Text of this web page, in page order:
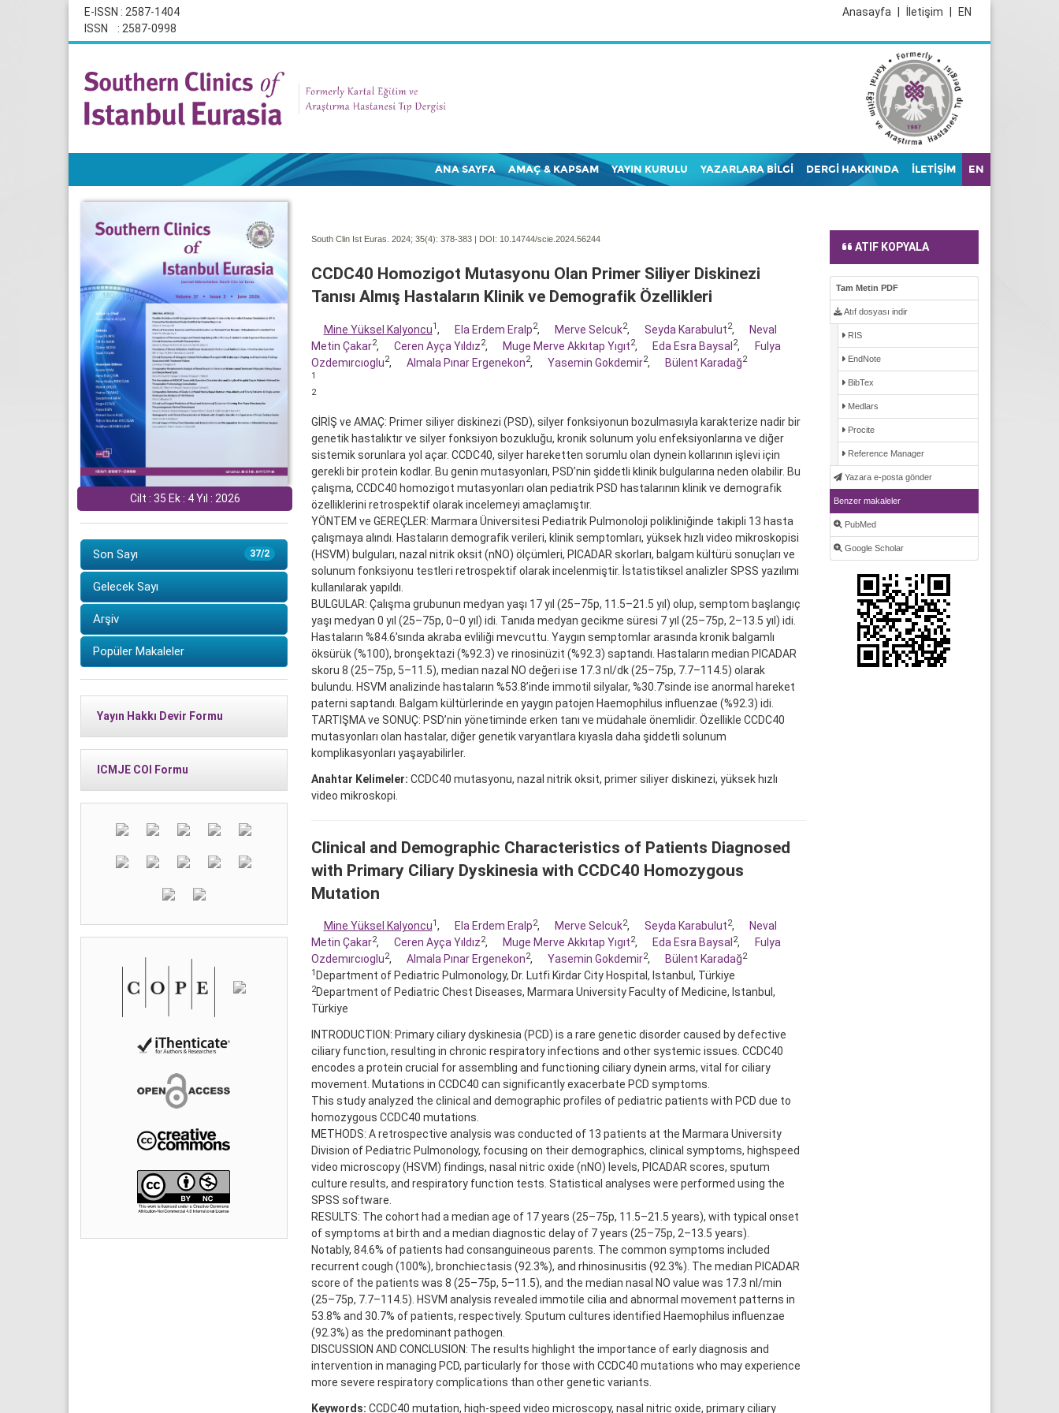
E-ISSN : 2587-1404
ISSN : 2587-0998
EN
İletişim
Anasayfa
ANA SAYFA AMAÇ & KAPSAM YAYIN KURULU YAZARLARA BİLGİ DERGİ HAKKINDA İLETİŞİM EN
Cilt : 35 Ek : 4 Yıl : 2026
37/2
Son Sayı
Gelecek Sayı
Arşiv
Popüler Makaleler
Yayın Hakkı Devir Formu
ICMJE COI Formu
South Clin Ist Euras. 2024; 35(4): 378-383 | DOI: 10.14744/scie.2024.56244
CCDC40 Homozigot Mutasyonu Olan Primer Siliyer Diskinezi
Tanısı Almış Hastaların Klinik ve Demografik Özellikleri
Mine Yüksel Kalyoncu1 , Ela Erdem Eralp2, Merve Selcuk2, Seyda Karabulut2,
Neval
Metin Çakar2, Ceren Ayça Yıldız2, Muge Merve Akkıtap Yıgıt2, Eda Esra Baysal 2,
Fulya
Ozdemırcıoglu2, Almala Pınar Ergenekon2, Yasemin Gokdemir2, Bülent Karadağ2
1
2
GİRİŞ ve AMAÇ: Primer siliyer diskinezi (PSD), silyer fonksiyonun bozulmasıyla karakterize nadir bir
genetik hastalıktır ve silyer fonksiyon bozukluğu, kronik solunum yolu enfeksiyonlarına ve diğer
sistemik sorunlara yol açar. CCDC40, silyer hareketten sorumlu olan dynein kollarının işlevi için
gerekli bir protein kodlar. Bu genin mutasyonları, PSD’nin şiddetli klinik bulgularına neden olabilir. Bu
çalışma, CCDC40 homozigot mutasyonları olan pediatrik PSD hastalarının klinik ve demografik
özelliklerini retrospektif olarak incelemeyi amaçlamıştır.
YÖNTEM ve GEREÇLER: Marmara Üniversitesi Pediatrik Pulmonoloji polikliniğinde takipli 13 hasta
çalışmaya alındı. Hastaların demografik verileri, klinik semptomları, yüksek hızlı video mikroskopisi
(HSVM) bulguları, nazal nitrik oksit (nNO) ölçümleri, PICADAR skorları, balgam kültürü sonuçları ve
solunum fonksiyonu testleri retrospektif olarak incelenmiştir. İstatistiksel analizler SPSS yazılımı
kullanılarak yapıldı.
BULGULAR: Çalışma grubunun medyan yaşı 17 yıl (25–75p, 11.5–21.5 yıl) olup, semptom başlangıç
yaşı medyan 0 yıl (25–75p, 0–0 yıl) idi. Tanıda medyan gecikme süresi 7 yıl (25–75p, 2–13.5 yıl) idi.
Hastaların %84.6’sında akraba evliliği mevcuttu. Yaygın semptomlar arasında kronik balgamlı
öksürük (%100), bronşektazi (%92.3) ve rinosinüzit (%92.3) saptandı. Hastaların median PICADAR
skoru 8 (25–75p, 5–11.5), median nazal NO değeri ise 17.3 nl/dk (25–75p, 7.7–114.5) olarak
bulundu. HSVM analizinde hastaların %53.8’inde immotil silyalar, %30.7’sinde ise anormal hareket
paterni saptandı. Balgam kültürlerinde en yaygın patojen Haemophilus influenzae (%92.3) idi.
TARTIŞMA ve SONUÇ: PSD’nin yönetiminde erken tanı ve müdahale önemlidir. Özellikle CCDC40
mutasyonları olan hastalar, diğer genetik varyantlara kıyasla daha şiddetli solunum
komplikasyonları yaşayabilirler.
Anahtar Kelimeler: CCDC40 mutasyonu, nazal nitrik oksit, primer siliyer diskinezi, yüksek hızlı
video mikroskopi.
Clinical and Demographic Characteristics of Patients Diagnosed
with Primary Ciliary Dyskinesia with CCDC40 Homozygous
Mutation
Mine Yüksel Kalyoncu1, Ela Erdem Eralp2, Merve Selcuk2, Seyda Karabulut2,
Neval
Metin Çakar2, Ceren Ayça Yıldız2, Muge Merve Akkıtap Yıgıt2, Eda Esra Baysal 2,
Fulya
Ozdemırcıoglu2, Almala Pınar Ergenekon2, Yasemin Gokdemir2, Bülent Karadağ2
1 Department of Pediatric Pulmonology, Dr. Lutfi Kirdar City Hospital, Istanbul, Türkiye
2Department of Pediatric Chest Diseases, Marmara University Faculty of Medicine, Istanbul,
Türkiye
INTRODUCTION: Primary ciliary dyskinesia (PCD) is a rare genetic disorder caused by defective
ciliary function, resulting in chronic respiratory infections and other systemic issues. CCDC40
encodes a protein crucial for assembling and functioning ciliary dynein arms, vital for ciliary
movement. Mutations in CCDC40 can significantly exacerbate PCD symptoms.
This study analyzed the clinical and demographic profiles of pediatric patients with PCD due to
homozygous CCDC40 mutations.
METHODS: A retrospective analysis was conducted of 13 patients at the Marmara University
Division of Pediatric Pulmonology, focusing on their demographics, clinical symptoms, highspeed
video microscopy (HSVM) findings, nasal nitric oxide (nNO) levels, PICADAR scores, sputum
culture results, and respiratory function tests. Statistical analyses were performed using the
SPSS software.
RESULTS: The cohort had a median age of 17 years (25–75p, 11.5–21.5 years), with typical onset
of symptoms at birth and a median diagnostic delay of 7 years (25–75p, 2–13.5 years).
Notably, 84.6% of patients had consanguineous parents. The common symptoms included
recurrent cough (100%), bronchiectasis (92.3%), and rhinosinusitis (92.3%). The median PICADAR
score of the patients was 8 (25–75p, 5–11.5), and the median nasal NO value was 17.3 nl/min
(25–75p, 7.7–114.5). HSVM analysis revealed immotile cilia and abnormal movement patterns in
53.8% and 30.7% of patients, respectively. Sputum cultures identified Haemophilus influenzae
(92.3%) as the predominant pathogen.
DISCUSSION AND CONCLUSION: The results highlight the importance of early diagnosis and
intervention in managing PCD, particularly for those with CCDC40 mutations who may experience
more severe respiratory complications than other genetic variants.
Keywords: CCDC40 mutation, high-speed video microscopy, nasal nitric oxide, primary ciliary
ATIF KOPYALA
Tam Metin PDF
Atıf dosyası indir
RIS
EndNote
BibTex
Medlars
Procite
Reference Manager
Yazara e-posta gönder
Benzer makaleler
PubMed
Google Scholar